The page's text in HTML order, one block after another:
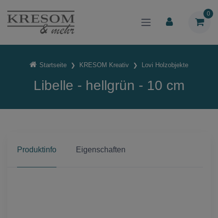
0
Startseite KRESOM Kreativ Lovi Holzobjekte
Libelle - hellgrün - 10 cm
Produktinfo Eigenschaften